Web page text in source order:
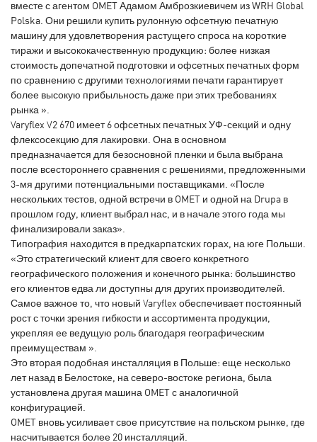
вместе с агентом OMET Адамом Амброзкиевичем из WRH Global
Polska. Они решили купить рулонную офсетную печатную
машину для удовлетворения растущего спроса на короткие
тиражи и высококачественную продукцию: более низкая
стоимость допечатной подготовки и офсетных печатных форм
по сравнению с другими технологиями печати гарантирует
более высокую прибыльность даже при этих требованиях
рынка ».
Varyflex V2 670 имеет 6 офсетных печатных УФ-секций и одну
флексосекцию для лакировки. Она в основном
предназначается для безосновной пленки и была выбрана
после всестороннего сравнения с решениями, предложенными
3-мя другими потенциальными поставщиками. «После
нескольких тестов, одной встречи в OMET и одной на Drupa в
прошлом году, клиент выбрал нас, и в начале этого года мы
финализировали заказ».
Типография находится в предкарпатских горах, на юге Польши.
«Это стратегический клиент для своего конкретного
географического положения и конечного рынка: большинство
его клиентов едва ли доступны для других производителей.
Самое важное то, что новый Varyflex обеспечивает постоянный
рост с точки зрения гибкости и ассортимента продукции,
укрепляя ее ведущую роль благодаря географическим
преимуществам ».
Это вторая подобная инсталляция в Польше: еще несколько
лет назад в Белостоке, на северо-востоке региона, была
установлена другая машина OMET с аналогичной
конфигурацией.
OMET вновь усиливает свое присутствие на польском рынке, где
насчитывается более 20 инсталляций.